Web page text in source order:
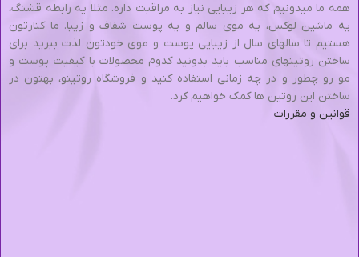
همه ما میدونیم که هر زیبایی نیاز به مراقبت داره. مثلا یه رابطه قشنگ،
یه ماشین لوکس، یه موی سالم و یه پوست شفاف و زیبا. ما کنارتون
هستیم تا سالهای سال از زیبایی پوست و موی خودتون لذت ببرید برای
ساختن روتینهای مناسب باید بدونید کدوم محصولات با کیفیت پوست و
مو رو چطور و در چه زمانی استفاده کنید و فروشگاه روتینو، بهتون در
ساختن این روتین ها کمک خواهیم کرد.
قوانین و مقررات